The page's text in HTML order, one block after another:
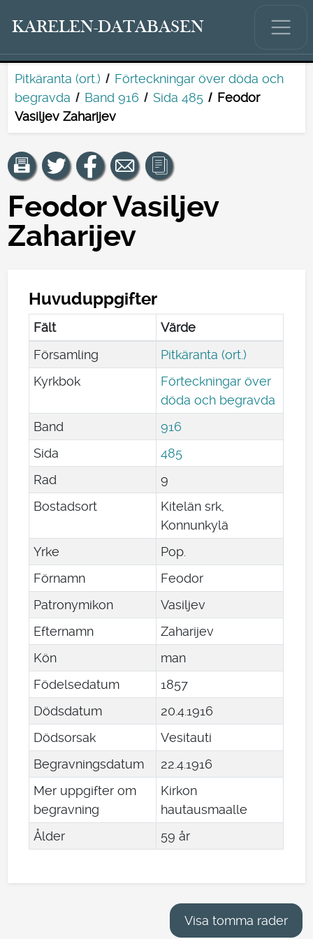
KARELEN-DATABASEN
Pitkäranta (ort.)
Förteckningar över döda och
begravda
Band 916 Sida 485
Feodor
Vasiljev Zaharijev
Feodor Vasiljev
Zaharijev
Huvuduppgifter
Fält
Värde
Församling
Pitkäranta (ort.)
Kyrkbok
Förteckningar över
döda och begravda
Band
916
Sida
485
Rad
9
Bostadsort
Kitelän srk,
Konnunkylä
Yrke
Pop.
Förnamn
Feodor
Patronymikon
Vasiljev
Efternamn
Zaharijev
Kön
man
Födelsedatum
1857
Dödsdatum
204.1916
Dödsorsak
Vesitauti
Begravningsdatum
224.1916
Mer uppgifter om
begravning
Kirkon
hautausmaalle
Ålder
59 år
Visa tomma rader